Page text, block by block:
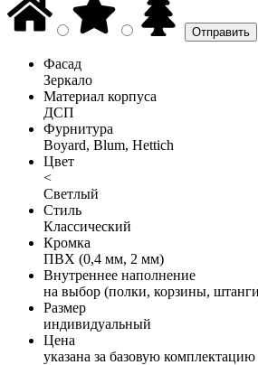
Фасад
Зеркало
Материал корпуса
ДСП
Фурнитура
Boyard, Blum, Hettich
Цвет
<
Светлый
Стиль
Классический
Кромка
ПВХ (0,4 мм, 2 мм)
Внутреннее наполнение
на выбор (полки, корзины,
Размер
индивидуальный
Цена
указана за базовую комплектацию